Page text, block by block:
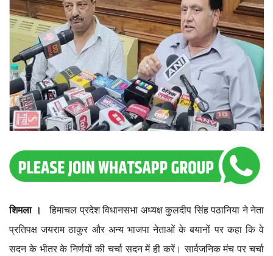
शिमला ।
हिमाचल प्रदेश विधानसभा अध्यक्ष कुलदीप सिंह पठानिया ने नेता
प्रतिपक्ष जयराम ठाकुर और अन्य भाजपा नेताओं के बयानों पर कहा कि वे
सदन के भीतर के निर्णयों की चर्चा सदन में ही करें। सार्वजनिक मंच पर चर्चा